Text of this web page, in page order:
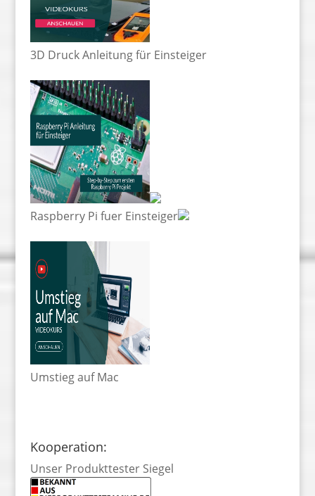
3D Druck Anleitung für Einsteiger
Raspberry Pi fuer Einsteiger
Umstieg auf Mac
Kooperation:
Unser Produkttester Siegel